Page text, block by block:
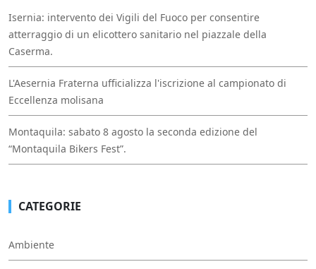
Isernia: intervento dei Vigili del Fuoco per consentire
atterraggio di un elicottero sanitario nel piazzale della
Caserma.
L'Aesernia Fraterna ufficializza l'iscrizione al campionato di
Eccellenza molisana
Montaquila: sabato 8 agosto la seconda edizione del
“Montaquila Bikers Fest”.
CATEGORIE
Ambiente